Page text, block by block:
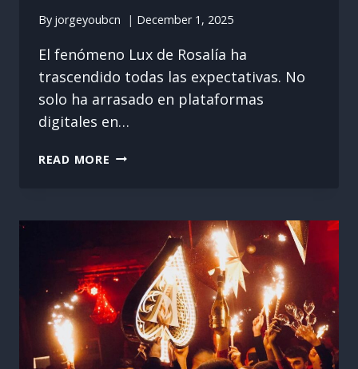
By jorgeyoubcn December 1, 2025
El fenómeno Lux de Rosalía ha
trascendido todas las expectativas. No
solo ha arrasado en plataformas
digitales en…
READ MORE LAS
DE
ROSALÍA,
VUELAN